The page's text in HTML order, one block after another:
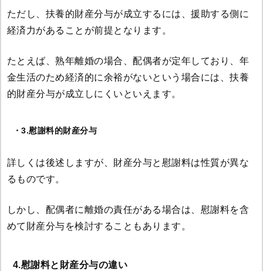
ただし、扶養的財産分与が成立するには、援助する側に
経済力があることが前提となります。
たとえば、熟年離婚の場合、配偶者が定年しており、年
金生活のため経済的に余裕がないという場合には、扶養
的財産分与が成立しにくいといえます。
・3.慰謝料的財産分与
詳しくは後述しますが、財産分与と慰謝料は性質が異な
るものです。
しかし、配偶者に離婚の責任がある場合は、慰謝料を含
めて財産分与を検討することもあります。
4.慰謝料と財産分与の違い